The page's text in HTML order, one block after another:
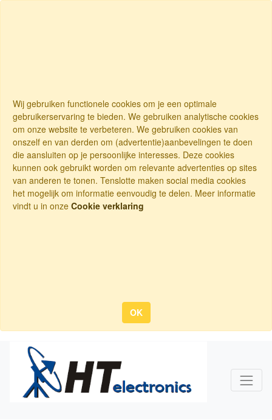
Wij gebruiken functionele cookies om je een optimale
gebruikerservaring te bieden. We gebruiken analytische cookies
om onze website te verbeteren. We gebruiken cookies van
onszelf en van derden om (advertentie)aanbevelingen te doen
die aansluiten op je persoonlijke interesses. Deze cookies
kunnen ook gebruikt worden om relevante advertenties op sites
van anderen te tonen. Tenslotte maken social media cookies
het mogelijk om informatie eenvoudig te delen. Meer informatie
vindt u in onze Cookie verklaring
OK